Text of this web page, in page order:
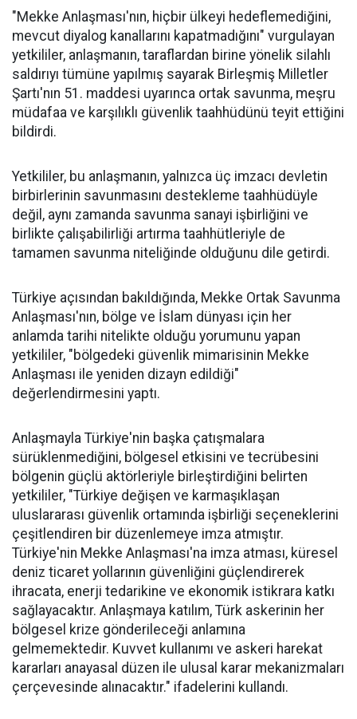
"Mekke Anlaşması'nın, hiçbir ülkeyi hedeflemediğini,
mevcut diyalog kanallarını kapatmadığını" vurgulayan
yetkililer, anlaşmanın, taraflardan birine yönelik silahlı
saldırıyı tümüne yapılmış sayarak Birleşmiş Milletler
Şartı'nın 51. maddesi uyarınca ortak savunma, meşru
müdafaa ve karşılıklı güvenlik taahhüdünü teyit ettiğini
bildirdi.
Yetkililer, bu anlaşmanın, yalnızca üç imzacı devletin
birbirlerinin savunmasını destekleme taahhüdüyle
değil, aynı zamanda savunma sanayi işbirliğini ve
birlikte çalışabilirliği artırma taahhütleriyle de
tamamen savunma niteliğinde olduğunu dile getirdi.
Türkiye açısından bakıldığında, Mekke Ortak Savunma
Anlaşması'nın, bölge ve İslam dünyası için her
anlamda tarihi nitelikte olduğu yorumunu yapan
yetkililer, "bölgedeki güvenlik mimarisinin Mekke
Anlaşması ile yeniden dizayn edildiği"
değerlendirmesini yaptı.
Anlaşmayla Türkiye'nin başka çatışmalara
sürüklenmediğini, bölgesel etkisini ve tecrübesini
bölgenin güçlü aktörleriyle birleştirdiğini belirten
yetkililer, "Türkiye değişen ve karmaşıklaşan
uluslararası güvenlik ortamında işbirliği seçeneklerini
çeşitlendiren bir düzenlemeye imza atmıştır.
Türkiye'nin Mekke Anlaşması'na imza atması, küresel
deniz ticaret yollarının güvenliğini güçlendirerek
ihracata, enerji tedarikine ve ekonomik istikrara katkı
sağlayacaktır. Anlaşmaya katılım, Türk askerinin her
bölgesel krize gönderileceği anlamına
gelmemektedir. Kuvvet kullanımı ve askeri harekat
kararları anayasal düzen ile ulusal karar mekanizmaları
çerçevesinde alınacaktır." ifadelerini kullandı.